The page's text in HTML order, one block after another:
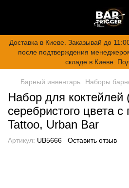
Доставка в Киеве. Заказывай до
после подтверждения
складе в Киеве.
Барный инвентарь Наборы
Набор для коктейлей
серебристого цвета с
Tattoo, Urban Bar
Артикул: UB5666 Оставить отзыв